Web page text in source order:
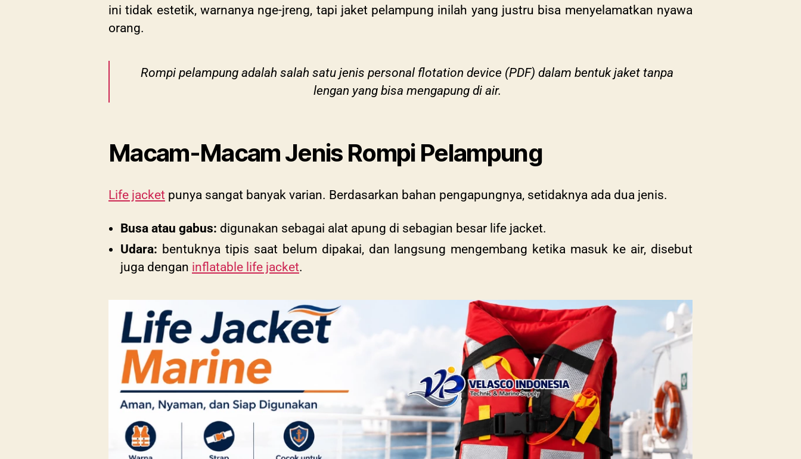
ini tidak estetik, warnanya nge-jreng, tapi jaket pelampung inilah yang justru bisa menyelamatkan nyawa
orang.
Rompi pelampung adalah salah satu jenis personal flotation device (PDF) dalam bentuk jaket tanpa
lengan yang bisa mengapung di air.
Macam-Macam Jenis Rompi Pelampung
Life jacket punya sangat banyak varian. Berdasarkan bahan pengapungnya, setidaknya ada dua jenis.
Busa atau gabus: digunakan sebagai alat apung di sebagian besar life jacket.
Udara: bentuknya tipis saat belum dipakai, dan langsung mengembang ketika masuk ke air, disebut
juga dengan inflatable life jacket.